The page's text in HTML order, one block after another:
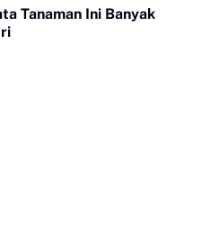
Tanaman Ini Banyak